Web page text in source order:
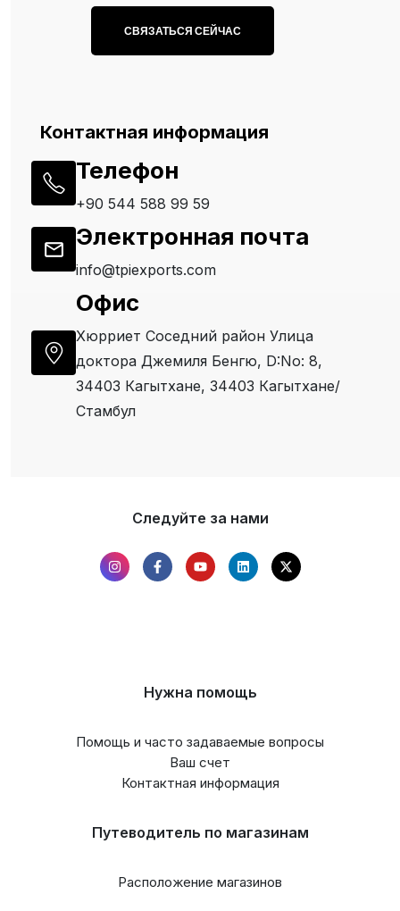
Контактная информация
Телефон
+90 544 588 99 59
Электронная почта
info@tpiexports.com
Офис
Хюрриет Соседний район Улица
доктора Джемиля Бенгю, D:No: 8,
34403 Кагытхане, 34403 Кагытхане/
Стамбул
Следуйте за нами
Нужна помощь
Помощь и часто задаваемые вопросы
Ваш счет
Контактная информация
Путеводитель по магазинам
Расположение магазинов